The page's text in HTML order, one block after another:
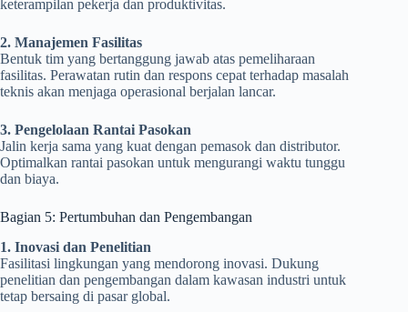
keterampilan pekerja dan produktivitas.
2. Manajemen Fasilitas
Bentuk tim yang bertanggung jawab atas pemeliharaan
fasilitas. Perawatan rutin dan respons cepat terhadap masalah
teknis akan menjaga operasional berjalan lancar.
3. Pengelolaan Rantai Pasokan
Jalin kerja sama yang kuat dengan pemasok dan distributor.
Optimalkan rantai pasokan untuk mengurangi waktu tunggu
dan biaya.
Bagian 5: Pertumbuhan dan Pengembangan
1. Inovasi dan Penelitian
Fasilitasi lingkungan yang mendorong inovasi. Dukung
penelitian dan pengembangan dalam kawasan industri untuk
tetap bersaing di pasar global.